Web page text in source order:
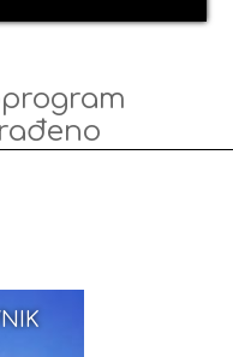
program